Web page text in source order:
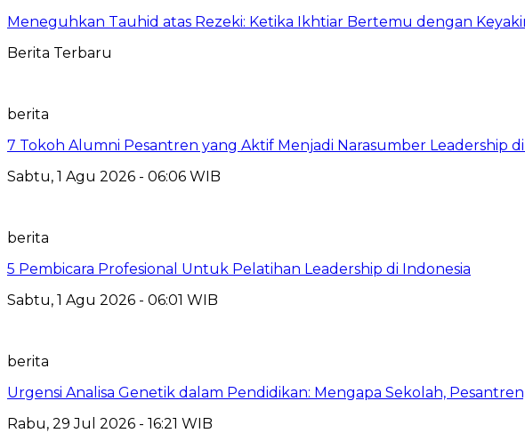
Meneguhkan Tauhid atas Rezeki: Ketika Ikhtiar Bertemu dengan
Berita Terbaru
berita
7 Tokoh Alumni Pesantren yang Aktif Menjadi Narasumber Leadership
Sabtu, 1 Agu 2026 - 06:06 WIB
berita
5 Pembicara Profesional Untuk Pelatihan Leadership di Indonesia
Sabtu, 1 Agu 2026 - 06:01 WIB
berita
Urgensi Analisa Genetik dalam Pendidikan: Mengapa Sekolah,
Rabu, 29 Jul 2026 - 16:21 WIB